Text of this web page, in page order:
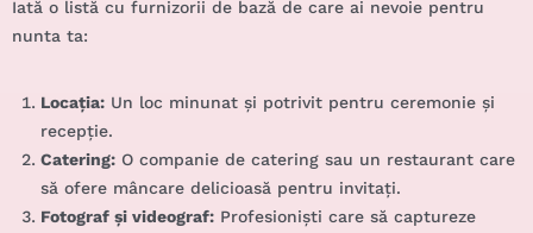
Iată o listă cu furnizorii de bază de care ai nevoie pentru
nunta ta:
Locația: Un loc minunat și potrivit pentru ceremonie și
recepție.
Catering: O companie de catering sau un restaurant care
să ofere mâncare delicioasă pentru invitați.
Fotograf și videograf: Profesioniști care să captureze